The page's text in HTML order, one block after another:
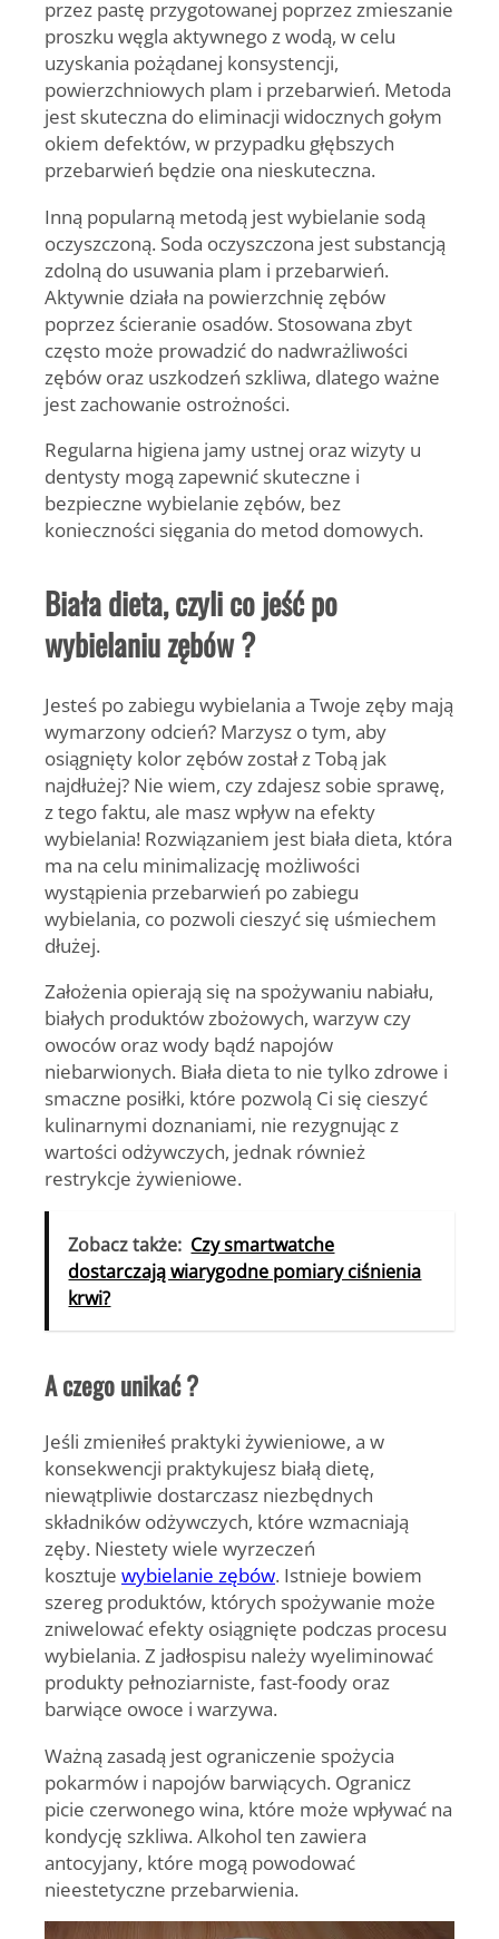
przez pastę przygotowanej poprzez zmieszanie
proszku węgla aktywnego z wodą, w celu
uzyskania pożądanej konsystencji,
powierzchniowych plam i przebarwień. Metoda
jest skuteczna do eliminacji widocznych gołym
okiem defektów, w przypadku głębszych
przebarwień będzie ona nieskuteczna.
Inną popularną metodą jest wybielanie sodą
oczyszczoną. Soda oczyszczona jest substancją
zdolną do usuwania plam i przebarwień.
Aktywnie działa na powierzchnię zębów
poprzez ścieranie osadów. Stosowana zbyt
często może prowadzić do nadwrażliwości
zębów oraz uszkodzeń szkliwa, dlatego ważne
jest zachowanie ostrożności.
Regularna higiena jamy ustnej oraz wizyty u
dentysty mogą zapewnić skuteczne i
bezpieczne wybielanie zębów, bez
konieczności sięgania do metod domowych.
Biała dieta, czyli co jeść po
wybielaniu zębów ?
Jesteś po zabiegu wybielania a Twoje zęby mają
wymarzony odcień? Marzysz o tym, aby
osiągnięty kolor zębów został z Tobą jak
najdłużej? Nie wiem, czy zdajesz sobie sprawę,
z tego faktu, ale masz wpływ na efekty
wybielania! Rozwiązaniem jest biała dieta, która
ma na celu minimalizację możliwości
wystąpienia przebarwień po zabiegu
wybielania, co pozwoli cieszyć się uśmiechem
dłużej.
Założenia opierają się na spożywaniu nabiału,
białych produktów zbożowych, warzyw czy
owoców oraz wody bądź napojów
niebarwionych. Biała dieta to nie tylko zdrowe i
smaczne posiłki, które pozwolą Ci się cieszyć
kulinarnymi doznaniami, nie rezygnując z
wartości odżywczych, jednak również
restrykcje żywieniowe.
Zobacz także: Czy smartwatche
dostarczają wiarygodne pomiary ciśnienia
krwi?
A czego unikać ?
Jeśli zmieniłeś praktyki żywieniowe, a w
konsekwencji praktykujesz białą dietę,
niewątpliwie dostarczasz niezbędnych
składników odżywczych, które wzmacniają
zęby. Niestety wiele wyrzeczeń
kosztuje wybielanie zębów. Istnieje bowiem
szereg produktów, których spożywanie może
zniwelować efekty osiągnięte podczas procesu
wybielania. Z jadłospisu należy wyeliminować
produkty pełnoziarniste, fast-foody oraz
barwiące owoce i warzywa.
Ważną zasadą jest ograniczenie spożycia
pokarmów i napojów barwiących. Ogranicz
picie czerwonego wina, które może wpływać na
kondycję szkliwa. Alkohol ten zawiera
antocyjany, które mogą powodować
nieestetyczne przebarwienia.